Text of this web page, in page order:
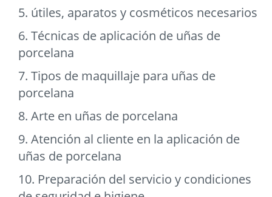
5. útiles, aparatos y cosméticos necesarios
6. Técnicas de aplicación de uñas de
porcelana
7. Tipos de maquillaje para uñas de
porcelana
8. Arte en uñas de porcelana
9. Atención al cliente en la aplicación de
uñas de porcelana
10. Preparación del servicio y condiciones